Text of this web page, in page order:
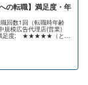
の転職】満足度・年
回数1回（転職時年齢
規模広告代理店(営業)
満足度: ★★★★★（とて
度: STAY強みを生...